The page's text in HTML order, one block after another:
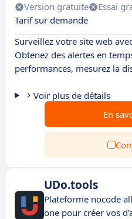
Version gratuite Essai
Tarif sur demande
Surveillez votre site web
Obtenez des alertes en
performances, mesurez la
Voir plus de détails
En
UDo.tools
Plateforme nocode
one pour créer vos